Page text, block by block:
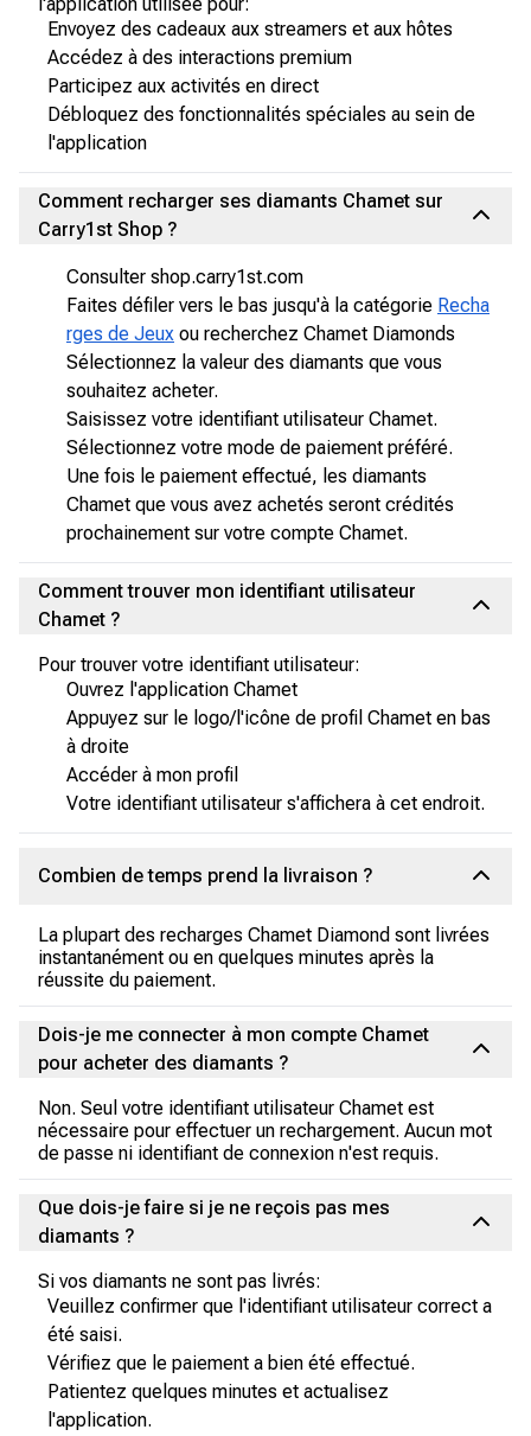
Envoyez des cadeaux aux streamers et aux hôtes
Accédez à des interactions premium
Participez aux activités en direct
Débloquez des fonctionnalités spéciales au sein de
l'application
Comment recharger ses diamants Chamet sur
Carry1st Shop ?
Consulter shop.carry1st.com
Faites défiler vers le bas jusqu'à la catégorie Recha
rges de Jeux ou recherchez Chamet Diamonds
Sélectionnez la valeur des diamants que vous
souhaitez acheter.
Saisissez votre identifiant utilisateur Chamet.
Sélectionnez votre mode de paiement préféré.
Une fois le paiement effectué, les diamants
Chamet que vous avez achetés seront crédités
prochainement sur votre compte Chamet.
Comment trouver mon identifiant utilisateur
Chamet ?
Pour trouver votre identifiant utilisateur:
Ouvrez l'application Chamet
Appuyez sur le logo/l'icône de profil Chamet en bas
à droite
Accéder à mon profil
Votre identifiant utilisateur s'affichera à cet endroit.
Combien de temps prend la livraison ?
La plupart des recharges Chamet Diamond sont livrées
instantanément ou en quelques minutes après la
réussite du paiement.
Dois-je me connecter à mon compte Chamet
pour acheter des diamants ?
Non. Seul votre identifiant utilisateur Chamet est
nécessaire pour effectuer un rechargement. Aucun mot
de passe ni identifiant de connexion n'est requis.
Que dois-je faire si je ne reçois pas mes
diamants ?
Si vos diamants ne sont pas livrés:
Veuillez confirmer que l'identifiant utilisateur correct a
été saisi.
Vérifiez que le paiement a bien été effectué.
Patientez quelques minutes et actualisez
l'application.